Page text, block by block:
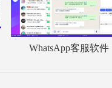
WhatsApp客服软件